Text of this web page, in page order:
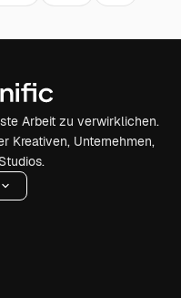
Arbeit zu verwirklichen.
Kreativen, Unternehmen,